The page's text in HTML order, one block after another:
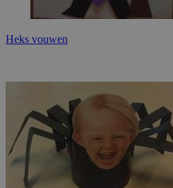
Heks vouwen